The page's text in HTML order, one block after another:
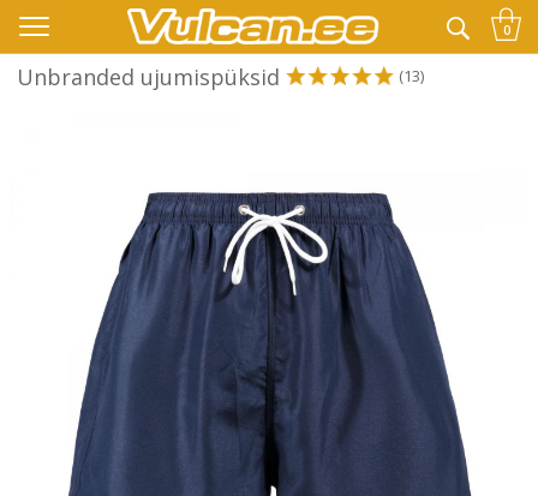
👉 -10% LISAKS KOODIGA: SUVI 0
Unbranded ujumispüksid (13)